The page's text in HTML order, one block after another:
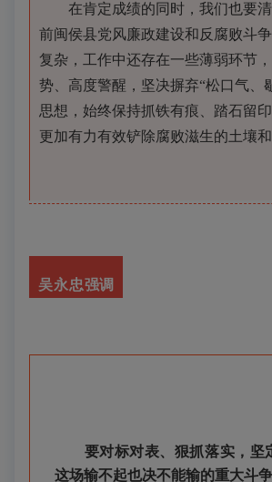
在肯定成绩的同时，我们也要清
前闽侯县党风廉政建设和反腐败斗
复杂，工作中还存在一些薄弱环节
势、高度警醒，坚决摒弃“松口气、
思想，始终保持抓铁有痕、踏石留印
更加有力有效铲除腐败滋生的土壤和
吴永忠强调
要对标对表、狠抓落实，坚
这场输不起也决不能输的重大斗争